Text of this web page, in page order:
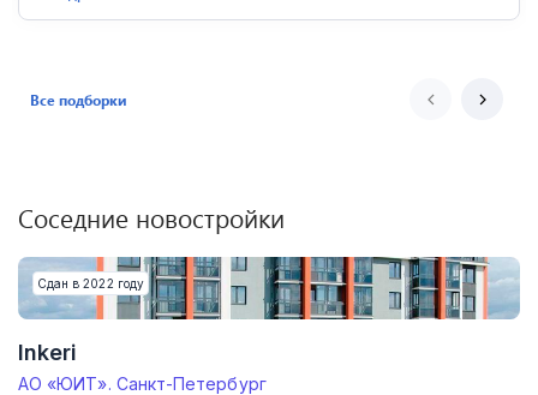
Все подборки
Соседние новостройки
Сдан в 2022 году
Inkeri
АО «ЮИТ». Санкт-Петербург